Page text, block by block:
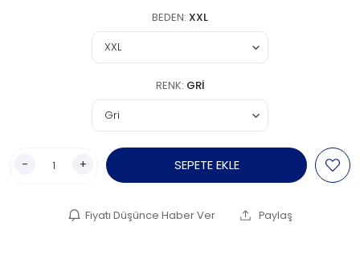
BEDEN: XXL
RENK: GRI
- + SEPETE EKLE
Fiyatı Düşünce Haber Ver Paylaş